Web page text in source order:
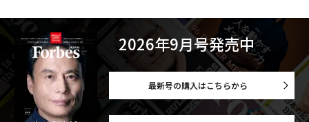
2026年9月号発売中
最新号の購入はこちらから